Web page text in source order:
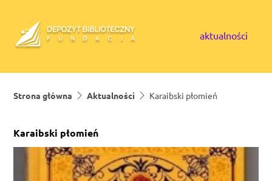
aktualności
Strona główna Aktualności Karaibski płomień
Karaibski płomień